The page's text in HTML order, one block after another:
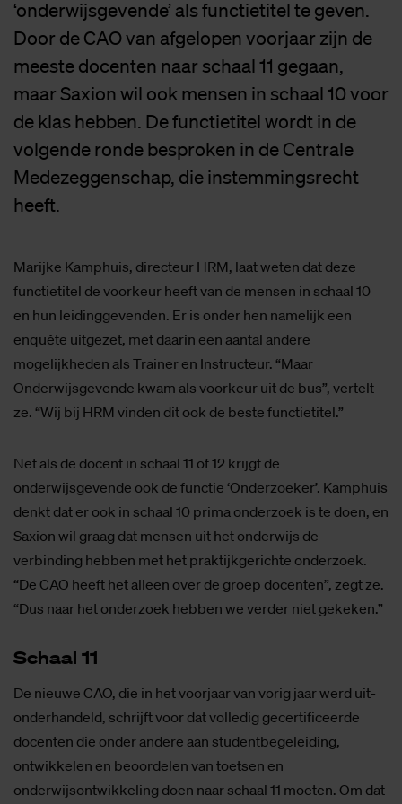
‘onderwijsgevende’ als functietitel te geven.
Door de CAO van afgelopen voorjaar zijn de
meeste docenten naar schaal 11 gegaan,
maar Saxion wil ook mensen in schaal 10 voor
de klas hebben. De functietitel wordt in de
volgende ronde besproken in de Centrale
Medezeggenschap, die instemmingsrecht
heeft.
Marijke Kamphuis, directeur HRM, laat weten dat deze
functietitel de voorkeur heeft van de mensen in schaal 10
en hun leidinggevenden. Er is onder hen namelijk een
enquête uitgezet, met daarin een aantal andere
mogelijkheden als Trainer en Instructeur. “Maar
Onderwijsgevende kwam als voorkeur uit de bus”, vertelt
ze. “Wij bij HRM vinden dit ook de beste functietitel.”
Net als de docent in schaal 11 of 12 krijgt de
onderwijsgevende ook de functie ‘Onderzoeker’. Kamphuis
denkt dat er ook in schaal 10 prima onderzoek is te doen, en
Saxion wil graag dat mensen uit het onderwijs de
verbinding hebben met het praktijkgerichte onderzoek.
“De CAO heeft het alleen over de groep docenten”, zegt ze.
“Dus naar het onderzoek hebben we verder niet gekeken.”
Schaal 11
De nieuwe CAO, die in het voorjaar van vorig jaar werd uit-
onderhandeld, schrijft voor dat volledig gecertificeerde
docenten die onder andere aan studentbegeleiding,
ontwikkelen en beoordelen van toetsen en
onderwijsontwikkeling doen naar schaal 11 moeten. Om dat